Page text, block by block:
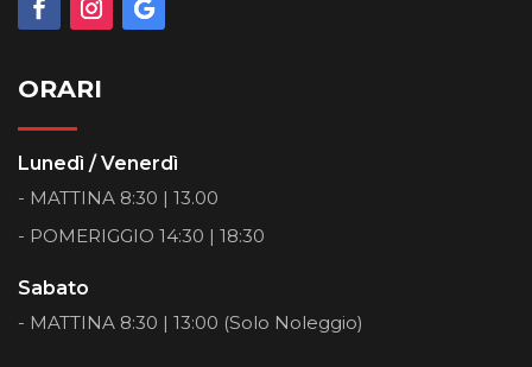
ORARI
Lunedì / Venerdì
- MATTINA 8:30 | 13.00
- POMERIGGIO 14:30 | 18:30
Sabato
- MATTINA 8:30 | 13:00 (Solo Noleggio)